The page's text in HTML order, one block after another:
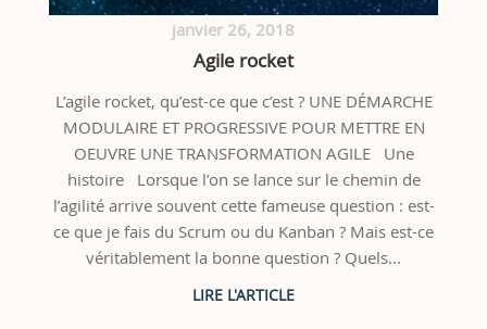
janvier 26, 2018
Agile rocket
L’agile rocket, qu’est-ce que c’est ? UNE DÉMARCHE
MODULAIRE ET PROGRESSIVE POUR METTRE EN
OEUVRE UNE TRANSFORMATION AGILE Une
histoire Lorsque l’on se lance sur le chemin de
l’agilité arrive souvent cette fameuse question : est-
ce que je fais du Scrum ou du Kanban ? Mais est-ce
véritablement la bonne question ? Quels...